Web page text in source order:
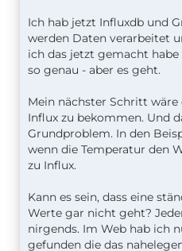
Ich hab jetzt Influxdb und
werden Daten verarbeitet
ich das jetzt gemacht
so genau - aber es geht.
Mein nächster Schritt
Influx zu bekommen. Und
Grundproblem. In den
wenn die Temperatur den
zu Influx.
Kann es sein, dass eine
Werte gar nicht geht?
nirgends. Im Web hab ich
gefunden die das